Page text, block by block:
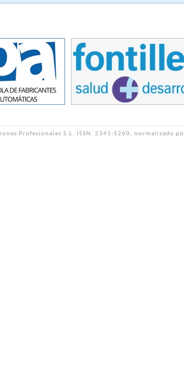
Profesionales S.L. ISSN: 2341-1260, normalizado